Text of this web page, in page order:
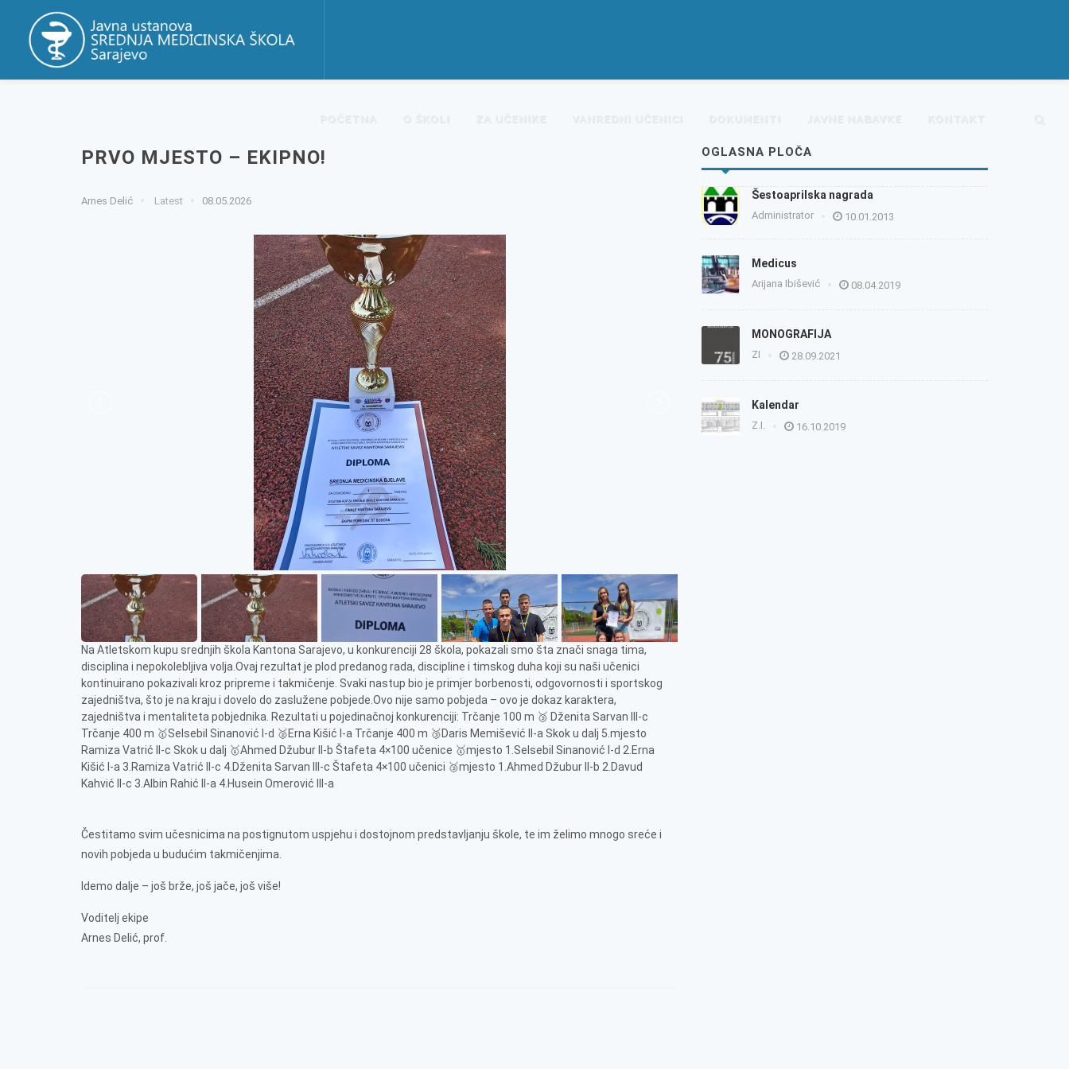
POČETNA O ŠKOLI ZA UČENIKE VANREDNI UČENICI DOKUMENTI JAVNE NABAVKE KONTAKT
PRVO MJESTO – EKIPNO!
Arnes Delić Latest 08.05.2026
Na Atletskom kupu srednjih škola Kantona Sarajevo, u konkurenciji 28 škola, pokazali smo šta znači snaga tima,
disciplina i nepokolebljiva volja.Ovaj rezultat je plod predanog rada, discipline i timskog duha koji su naši učenici
kontinuirano pokazivali kroz pripreme i takmičenje. Svaki nastup bio je primjer borbenosti, odgovornosti i sportskog
zajedništva, što je na kraju i dovelo do zaslužene pobjede.Ovo nije samo pobjeda – ovo je dokaz karaktera,
zajedništva i mentaliteta pobjednika. Rezultati u pojedinačnoj konkurenciji: Trčanje 100 m 🥉 Dženita Sarvan III-c
Trčanje 400 m 🥇Selsebil Sinanović I-d 🥈Erna Kišić I-a Trčanje 400 m 🥉Daris Memišević II-a Skok u dalj 5.mjesto
Ramiza Vatrić II-c Skok u dalj 🥇Ahmed Džubur II-b Štafeta 4×100 učenice 🥇mjesto 1.Selsebil Sinanović I-d 2.Erna
Kišić I-a 3.Ramiza Vatrić II-c 4.Dženita Sarvan III-c Štafeta 4×100 učenici 🥉mjesto 1.Ahmed Džubur II-b 2.Davud
Kahvić II-c 3.Albin Rahić II-a 4.Husein Omerović III-a
Čestitamo svim učesnicima na postignutom uspjehu i dostojnom predstavljanju škole, te im želimo mnogo sreće i
novih pobjeda u budućim takmičenjima.
Idemo dalje – još brže, još jače, još više!
Voditelj ekipe
Arnes Delić, prof.
OGLASNA PLOČA
Šestoaprilska nagrada
Administrator 10.01.2013
Medicus
Arijana Ibišević 08.04.2019
MONOGRAFIJA
ZI 28.09.2021
Kalendar
Z.I. 16.10.2019